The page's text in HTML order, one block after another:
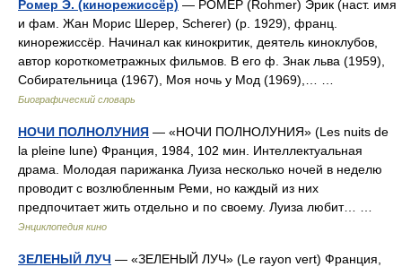
Ромер Э. (кинорежиссёр) — РОМÉР (Rohmer) Эрик (наст. имя
и фам. Жан Морис Шерер, Scherer) (р. 1929), франц.
кинорежиссёр. Начинал как кинокритик, деятель киноклубов,
автор короткометражных фильмов. В его ф. Знак льва (1959),
Собирательница (1967), Моя ночь у Мод (1969),… …
Биографический словарь
НОЧИ ПОЛНОЛУНИЯ — «НОЧИ ПОЛНОЛУНИЯ» (Les nuits de
la pleine lune) Франция, 1984, 102 мин. Интеллектуальная
драма. Молодая парижанка Луиза несколько ночей в неделю
проводит с возлюбленным Реми, но каждый из них
предпочитает жить отдельно и по своему. Луиза любит… …
Энциклопедия кино
ЗЕЛЕНЫЙ ЛУЧ — «ЗЕЛЕНЫЙ ЛУЧ» (Le rayon vert) Франция,